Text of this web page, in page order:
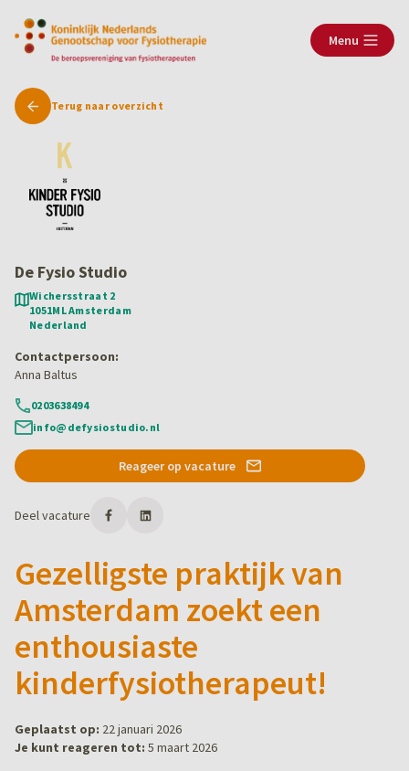
Open
Menu
Terug naar overzicht
De Fysio Studio
Wichersstraat 2
1051ML Amsterdam
Nederland
Contactpersoon:
Anna Baltus
0203638494
info@defysiostudio.nl
Reageer op vacature
Deel vacature
Gezelligste praktijk van
Amsterdam zoekt een
enthousiaste
kinderfysiotherapeut!
Geplaatst op: 22 januari 2026
Je kunt reageren tot: 5 maart 2026